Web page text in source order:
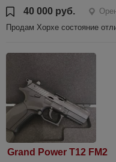
40 000 руб.
Продам Хорхе состояние
Grand Power T12 FM2